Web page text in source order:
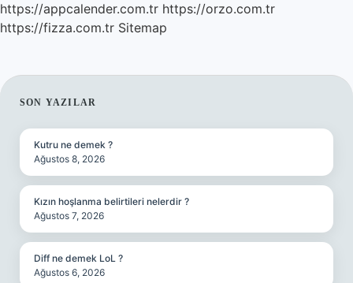
https://appcalender.com.tr https://orzo.com.tr
https://fizza.com.tr Sitemap
SIDEBAR
SON YAZILAR
Kutru ne demek ?
Ağustos 8, 2026
Kızın hoşlanma belirtileri nelerdir ?
Ağustos 7, 2026
Diff ne demek LoL ?
Ağustos 6, 2026